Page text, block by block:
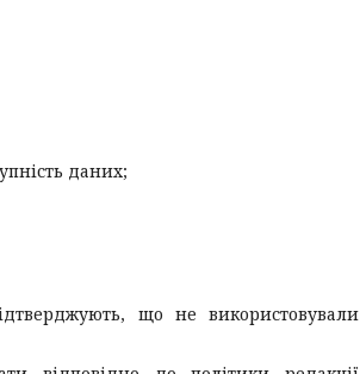
даних;
що не використовували